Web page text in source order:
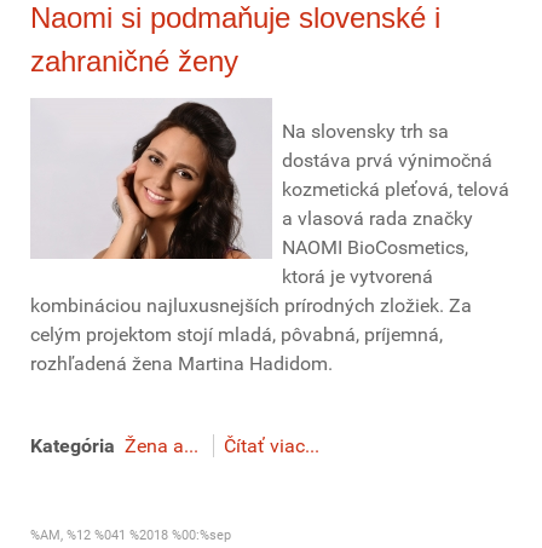
Naomi si podmaňuje slovenské i
zahraničné ženy
Na slovensky trh sa
dostáva prvá výnimočná
kozmetická pleťová, telová
a vlasová rada značky
NAOMI BioCosmetics,
ktorá je vytvorená
kombináciou najluxusnejších prírodných zložiek. Za
celým projektom stojí mladá, pôvabná, príjemná,
rozhľadená žena Martina Hadidom.
Kategória Žena a... Čítať viac...
%AM, %12 %041 %2018 %00:%sep